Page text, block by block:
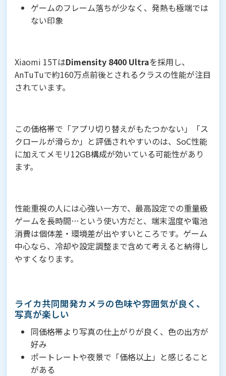
ゲームのフレーム落ちが少なく、発熱も極端では
ない印象
Xiaomi 15TはDimensity 8400 Ultraを採用し、
AnTuTuで約160万点前後とされるクラスの性能が注目
されています。
この価格帯で「アプリ切り替えがもたつかない」「ス
クロールが滑らか」と評価されやすいのは、SoC性能
に加えてメモリ12GB構成が効いている可能性があり
ます。
性能重視の人には心強い一方で、最高設定での重量級
ゲームを長時間…という使い方だと、端末温度や電池
消費は個体差・環境差が出やすいところです。ゲーム
中心なら、冷却や設定調整まで含めて考えると納得し
やすくなります。
ライカ共同開発カメラの色味や雰囲気が良く、
写真が楽しい
同価格帯より写真の仕上がりが良く、色の出方が
好み
ポートレートや夜景で「価格以上」と感じること
がある